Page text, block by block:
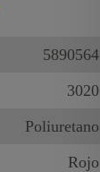
5890564
3020
Poliuretano
Rojo